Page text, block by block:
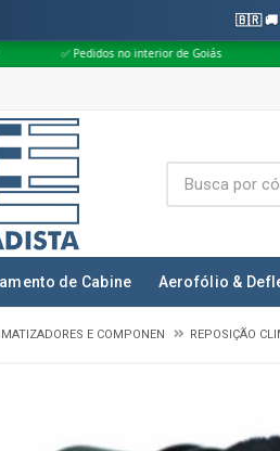
🇧🇷 🚚
no interior de Goiás ✅ Pedidos
de Cabine Aerofólio &
E COMPONEN REPOSIÇÃO